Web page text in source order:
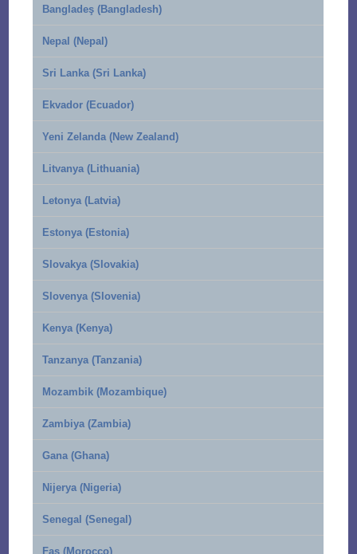
Bangladeş (Bangladesh)
Nepal (Nepal)
Sri Lanka (Sri Lanka)
Ekvador (Ecuador)
Yeni Zelanda (New Zealand)
Litvanya (Lithuania)
Letonya (Latvia)
Estonya (Estonia)
Slovakya (Slovakia)
Slovenya (Slovenia)
Kenya (Kenya)
Tanzanya (Tanzania)
Mozambik (Mozambique)
Zambiya (Zambia)
Gana (Ghana)
Nijerya (Nigeria)
Senegal (Senegal)
Fas (Morocco)